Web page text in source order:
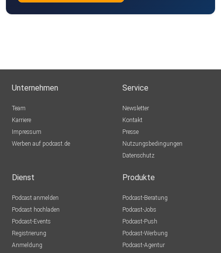
Unternehmen
Team
Karriere
Impressum
Werben auf podcast.de
Service
Newsletter
Kontakt
Presse
Nutzungsbedingungen
Datenschutz
Dienst
Podcast anmelden
Podcast hochladen
Podcast-Events
Registrierung
Anmeldung
Produkte
Podcast-Beratung
Podcast-Jobs
Podcast-Push
Podcast-Werbung
Podcast-Agentur